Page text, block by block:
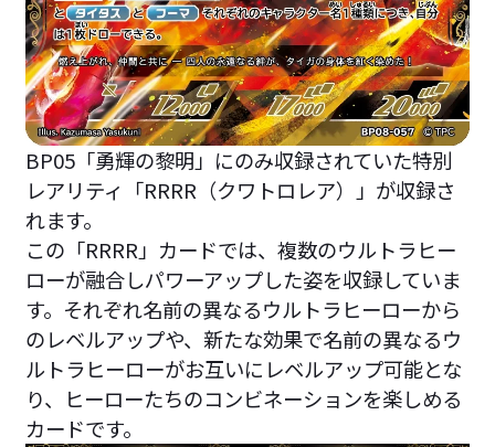
BP05「勇輝の黎明」にのみ収録されていた特別
レアリティ「RRRR（クワトロレア）」が収録さ
れます。
この「RRRR」カードでは、複数のウルトラヒー
ローが融合しパワーアップした姿を収録していま
す。それぞれ名前の異なるウルトラヒーローから
のレベルアップや、新たな効果で名前の異なるウ
ルトラヒーローがお互いにレベルアップ可能とな
り、ヒーローたちのコンビネーションを楽しめる
カードです。